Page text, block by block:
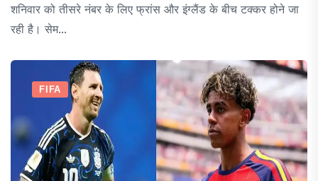
शनिवार को तीसरे नंबर के लिए फ्रांस और इंग्लैंड के बीच टक्कर होने जा
रही है। सेम...
FIFA